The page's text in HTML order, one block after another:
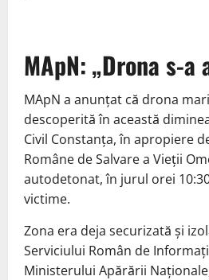
MApN: „Drona s-a
MApN a anunțat că drona
descoperită în această
Civil Constanța, în apropiere
Române de Salvare a Vieții
autodetonat, în jurul orei
victime.
Zona era deja securizată și
Serviciului Român de
Ministerului Apărării